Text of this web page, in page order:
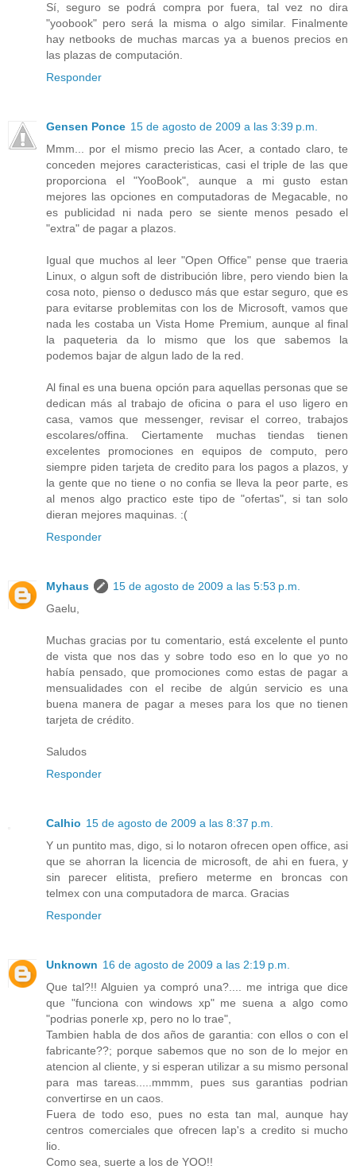
Sí, seguro se podrá compra por fuera, tal vez no dira
"yoobook" pero será la misma o algo similar. Finalmente
hay netbooks de muchas marcas ya a buenos precios en
las plazas de computación.
Responder
Gensen Ponce 15 de agosto de 2009 a las 3:39 p.m.
Mmm... por el mismo precio las Acer, a contado claro, te
conceden mejores caracteristicas, casi el triple de las que
proporciona el "YooBook", aunque a mi gusto estan
mejores las opciones en computadoras de Megacable, no
es publicidad ni nada pero se siente menos pesado el
"extra" de pagar a plazos.
Igual que muchos al leer "Open Office" pense que traeria
Linux, o algun soft de distribución libre, pero viendo bien la
cosa noto, pienso o dedusco más que estar seguro, que es
para evitarse problemitas con los de Microsoft, vamos que
nada les costaba un Vista Home Premium, aunque al final
la paqueteria da lo mismo que los que sabemos la
podemos bajar de algun lado de la red.
Al final es una buena opción para aquellas personas que se
dedican más al trabajo de oficina o para el uso ligero en
casa, vamos que messenger, revisar el correo, trabajos
escolares/offina. Ciertamente muchas tiendas tienen
excelentes promociones en equipos de computo, pero
siempre piden tarjeta de credito para los pagos a plazos, y
la gente que no tiene o no confia se lleva la peor parte, es
al menos algo practico este tipo de "ofertas", si tan solo
dieran mejores maquinas. :(
Responder
Myhaus
15 de agosto de 2009 a las 5:53 p.m.
Gaelu,
Muchas gracias por tu comentario, está excelente el punto
de vista que nos das y sobre todo eso en lo que yo no
había pensado, que promociones como estas de pagar a
mensualidades con el recibe de algún servicio es una
buena manera de pagar a meses para los que no tienen
tarjeta de crédito.
Saludos
Responder
Calhio 15 de agosto de 2009 a las 8:37 p.m.
Y un puntito mas, digo, si lo notaron ofrecen open office, asi
que se ahorran la licencia de microsoft, de ahi en fuera, y
sin parecer elitista, prefiero meterme en broncas con
telmex con una computadora de marca. Gracias
Responder
Unknown 16 de agosto de 2009 a las 2:19 p.m.
Que tal?!! Alguien ya compró una?.... me intriga que dice
que "funciona con windows xp" me suena a algo como
"podrias ponerle xp, pero no lo trae",
Tambien habla de dos años de garantia: con ellos o con el
fabricante??; porque sabemos que no son de lo mejor en
atencion al cliente, y si esperan utilizar a su mismo personal
para mas tareas.....mmmm, pues sus garantias podrian
convertirse en un caos.
Fuera de todo eso, pues no esta tan mal, aunque hay
centros comerciales que ofrecen lap's a credito si mucho
lio.
Como sea, suerte a los de YOO!!